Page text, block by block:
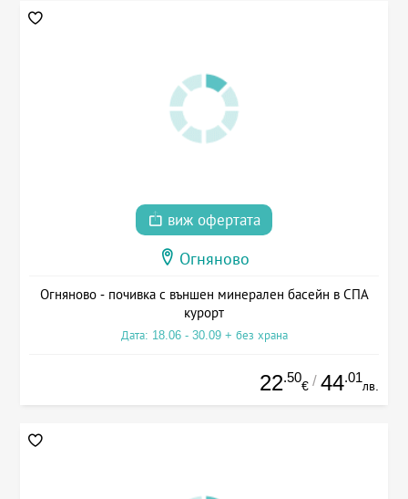
виж офертата
Огняново
Огняново - почивка с външен минерален басейн в СПА
курорт
Дата: 18.06 - 30.09 + без храна
22.50
€ / 44.01
лв.